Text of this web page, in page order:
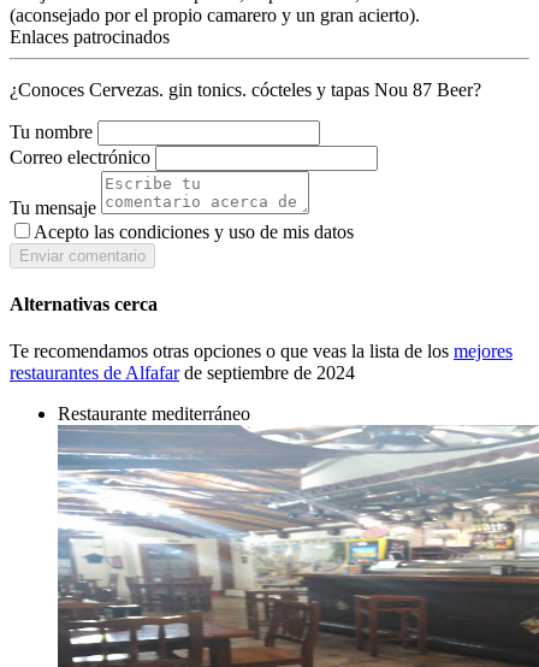
(aconsejado por el propio camarero y un gran acierto).
Enlaces patrocinados
¿Conoces Cervezas. gin tonics. cócteles y tapas Nou 87 Beer?
Tu nombre
Correo electrónico
Tu mensaje
Acepto las condiciones y uso de mis datos
Enviar comentario
Alternativas cerca
Te recomendamos otras opciones o que veas la lista de los mejores
restaurantes de Alfafarde septiembre de 2024
Restaurante mediterráneo